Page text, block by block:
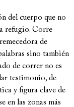
del cuerpo que no
refugio. Corre
de
sino también
de correr no es
testimonio, de
y figura clave de
en las zonas más